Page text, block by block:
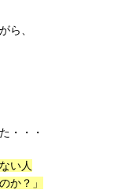
ら、
・・・
い人
か？」